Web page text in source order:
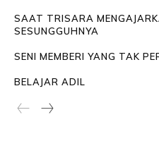
SAAT TRISARA
SESUNGGUHNYA
SENI MEMBERI YANG TAK
BELAJAR ADIL